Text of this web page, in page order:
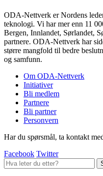
ODA-Nettverk er Nordens
teknologi. Vi har mer enn 11
Bergen, Innlandet, Sørlandet,
partnere. ODA-Nettverk har
større mangfold til bedre
og samfunn.
Om ODA-Nettverk
Initiativer
Bli medlem
Partnere
Bli partner
Personvern
Har du spørsmål, ta kontakt
Facebook Twitter